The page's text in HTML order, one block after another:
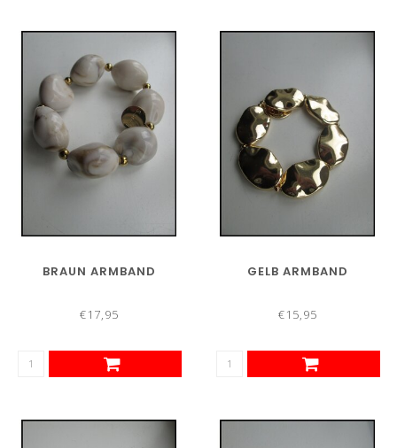
BRAUN ARMBAND
€17,95
GELB ARMBAND
€15,95